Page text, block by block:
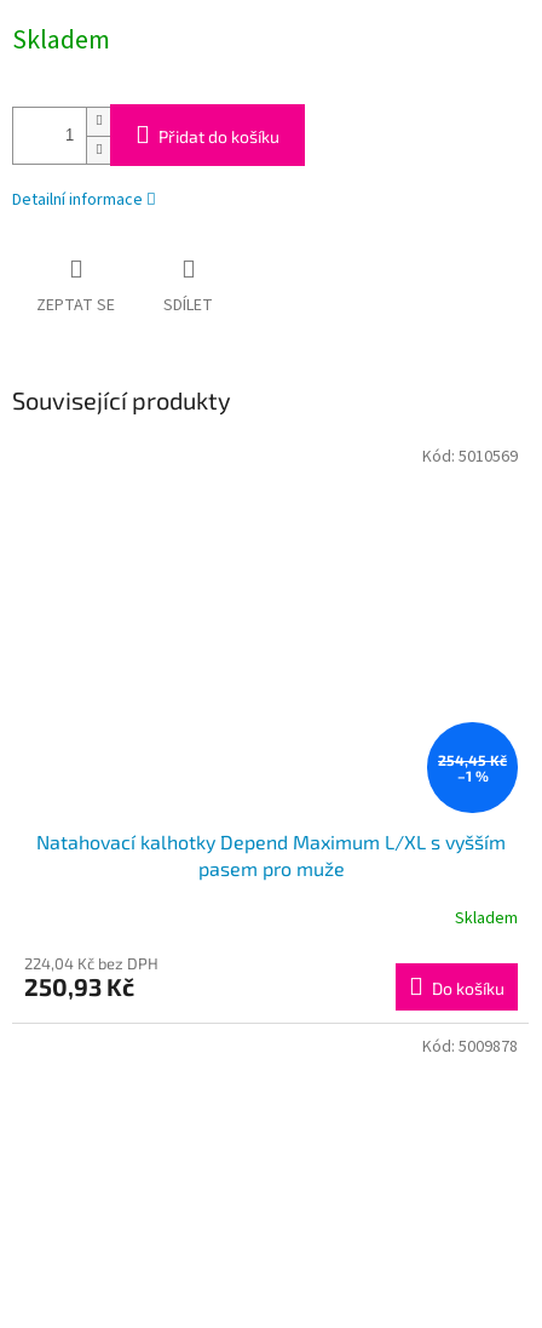
cena:
Skladem
Přidat do košíku
Detailní informace
ZEPTAT SE SDÍLET
Související produkty
254,45 Kč
–1 %
Natahovací kalhotky Depend Maximum L/XL s vyšším
pasem pro muže
Skladem
224,04 Kč bez DPH
250,93 Kč Do košíku
Kód: 5010569
Kód: 5009878